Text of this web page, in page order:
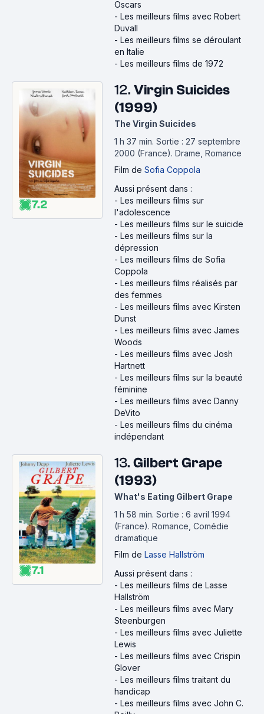
Oscars
- Les meilleurs films avec Robert
Duvall
- Les meilleurs films se déroulant
en Italie
- Les meilleurs films de 1972
7.2
12. Virgin Suicides
(1999)
The Virgin Suicides
1 h 37 min. Sortie : 27 septembre
2000 (France). Drame, Romance
Film de Sofia Coppola
Aussi présent dans :
- Les meilleurs films sur
l'adolescence
- Les meilleurs films sur le suicide
- Les meilleurs films sur la
dépression
- Les meilleurs films de Sofia
Coppola
- Les meilleurs films réalisés par
des femmes
- Les meilleurs films avec Kirsten
Dunst
- Les meilleurs films avec James
Woods
- Les meilleurs films avec Josh
Hartnett
- Les meilleurs films sur la beauté
féminine
- Les meilleurs films avec Danny
DeVito
- Les meilleurs films du cinéma
indépendant
7.1
13. Gilbert Grape
(1993)
What's Eating Gilbert Grape
1 h 58 min. Sortie : 6 avril 1994
(France). Romance, Comédie
dramatique
Film de Lasse Hallström
Aussi présent dans :
- Les meilleurs films de Lasse
Hallström
- Les meilleurs films avec Mary
Steenburgen
- Les meilleurs films avec Juliette
Lewis
- Les meilleurs films avec Crispin
Glover
- Les meilleurs films traitant du
handicap
- Les meilleurs films avec John C.